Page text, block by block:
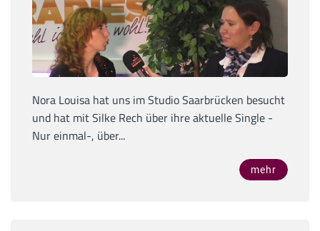
Nora Louisa hat uns im Studio Saarbrücken besucht
und hat mit Silke Rech über ihre aktuelle Single -
Nur einmal-, über...
mehr